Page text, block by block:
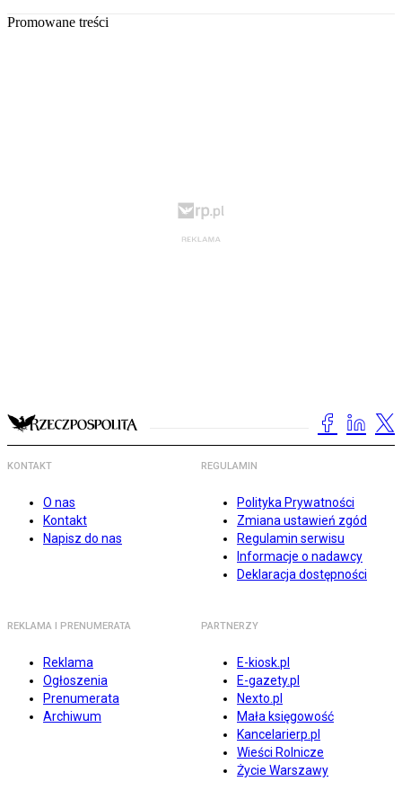
Promowane treści
KONTAKT
O nas
Kontakt
Napisz do nas
REGULAMIN
Polityka Prywatności
Zmiana ustawień zgód
Regulamin serwisu
Informacje o nadawcy
Deklaracja dostępności
REKLAMA I PRENUMERATA
Reklama
Ogłoszenia
Prenumerata
Archiwum
PARTNERZY
E-kiosk.pl
E-gazety.pl
Nexto.pl
Mała księgowość
Kancelarierp.pl
Wieści Rolnicze
Życie Warszawy